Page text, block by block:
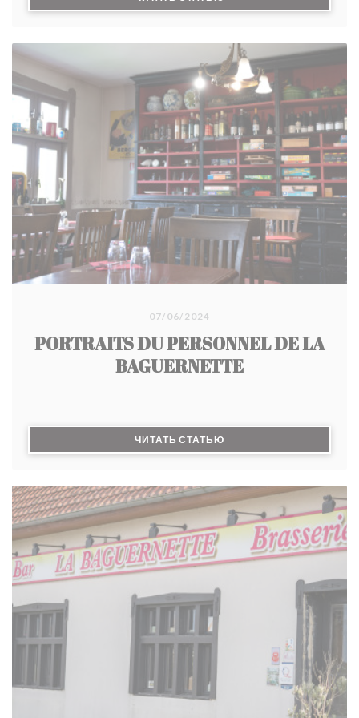
d'épices, la cocotte de poulet à la bière Ch'ti gratinée
mijoté au four à bois pendant 8 heures, une merveille
qui fond dans la bouche. En dessert, succombez au
pain perdu caramélisé et sa glace vanille ou à
l'onctueux parfait glacé aux spéculoos.
07/06/2024
PORTRAITS DU PERSONNEL DE LA
BAGUERNETTE
ЧИТАТЬ СТАТЬЮ((ОТКРЫВАЕТСЯ В